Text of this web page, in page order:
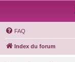
FAQ
Index du forum